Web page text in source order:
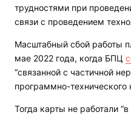
трудностями при
связи с проведением
Масштабный сбой работы
мае 2022 года, когда БПЦ
“связанной с частичной
программно-технического
Тогда карты не работали